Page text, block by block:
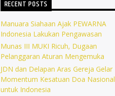
RECENT POSTS
Manuara Siahaan Ajak PEWARNA
Indonesia Lakukan Pengawasan
Munas III MUKI Ricuh, Dugaan
Pelanggaran Aturan Mengemuka
JDN dan Delapan Aras Gereja Gelar
Momentum Kesatuan Doa Nasional
untuk Indonesia